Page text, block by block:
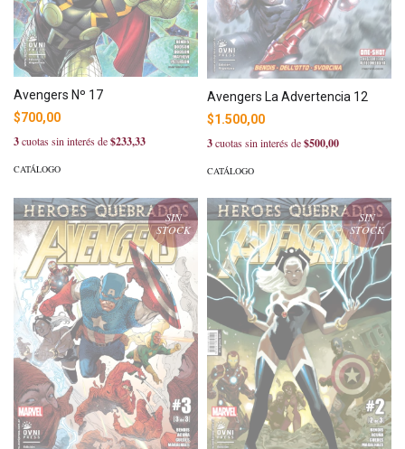
Avengers Nº 17
$700,00
3cuotas sin interés de$233,33
CATÁLOGO
Avengers La Advertencia 12
$1.500,00
3cuotas sin interés de$500,00
CATÁLOGO
SIN
STOCK
SIN
STOCK